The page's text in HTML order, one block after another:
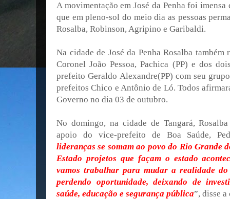
A movimentação em José da Penha foi
que em pleno-sol do meio dia as pessoas
Rosalba, Robinson, Agripino e Garibaldi.
Na cidade de José da Penha Rosalba
Coronel João Pessoa, Pachica (PP) e dos
prefeito Geraldo Alexandre(PP) com seu
prefeitos Chico e Antônio de Ló. Todos
Governo no dia 03 de outubro.
No domingo, na cidade de Tangará,
apoio do vice-prefeito de Boa Saúde,
lideranças se somam ao povo do Rio Grande
Estado projetos que façam o estado
vamos trabalhar para mudar a realidade
perdendo oportunidade, deixando de
saúde, educação e segurança pública”, disse